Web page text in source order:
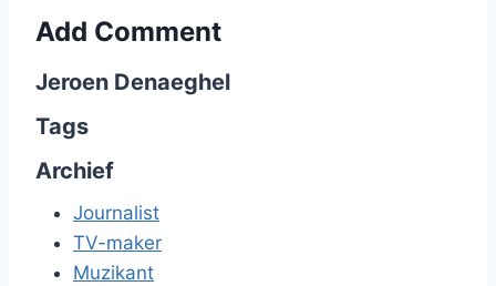
Add Comment
Jeroen Denaeghel
Tags
Archief
Journalist
TV-maker
Muzikant